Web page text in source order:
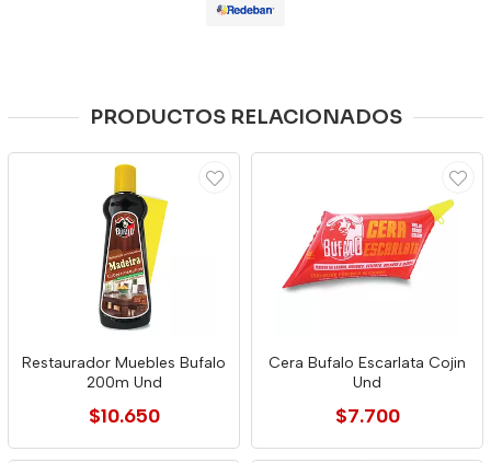
PRODUCTOS RELACIONADOS
Restaurador Muebles Bufalo
200m Und
$10.650
Cera Bufalo Escarlata Cojin
Und
$7.700